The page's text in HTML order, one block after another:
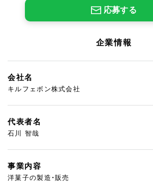
応募する
企業情報
会社名
キルフェボン株式会社
代表者名
石川 智哉
事業内容
洋菓子の製造・販売